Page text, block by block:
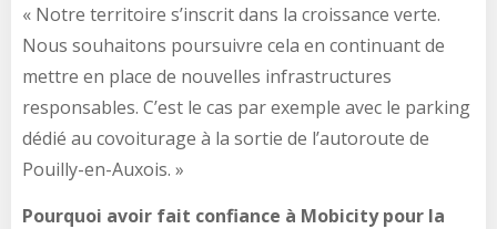
« Notre territoire s’inscrit dans la croissance verte.
Nous souhaitons poursuivre cela en continuant de
mettre en place de nouvelles infrastructures
responsables. C’est le cas par exemple avec le parking
dédié au covoiturage à la sortie de l’autoroute de
Pouilly-en-Auxois. »
Pourquoi avoir fait confiance à Mobicity pour la